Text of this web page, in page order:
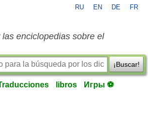
RU EN DE FR
enciclopedias sobre el
¡Buscar!
libros Игры ⚽